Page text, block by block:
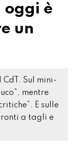
oggi è
un
CdT. Sul mini-
mentre
E sulle
a tagli e